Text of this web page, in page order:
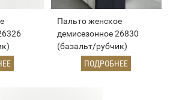
Пальто женское
демисезонное 26830
(базальт/рубчик)
ПОДРОБНЕЕ